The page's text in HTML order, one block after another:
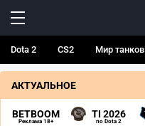
Dota 2 CS2 Мир танков
АКТУАЛЬНОЕ
BETBOOM
Реклама 18+
TI 2026
по Dota 2